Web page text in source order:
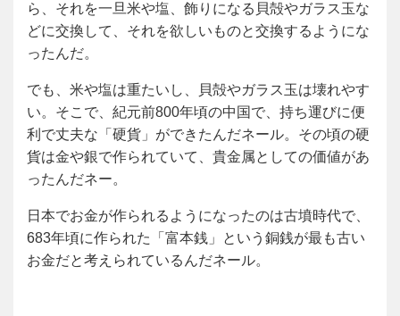
ら、それを一旦米や塩、飾りになる貝殻やガラス玉な
どに交換して、それを欲しいものと交換するようにな
ったんだ。
でも、米や塩は重たいし、貝殻やガラス玉は壊れやす
い。そこで、紀元前800年頃の中国で、持ち運びに便
利で丈夫な「硬貨」ができたんだネール。その頃の硬
貨は金や銀で作られていて、貴金属としての価値があ
ったんだネー。
日本でお金が作られるようになったのは古墳時代で、
683年頃に作られた「富本銭」という銅銭が最も古い
お金だと考えられているんだネール。